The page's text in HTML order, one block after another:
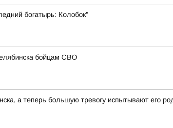
богатырь: Колобок"
бойцам СВО
а теперь большую тревогу испытывают его